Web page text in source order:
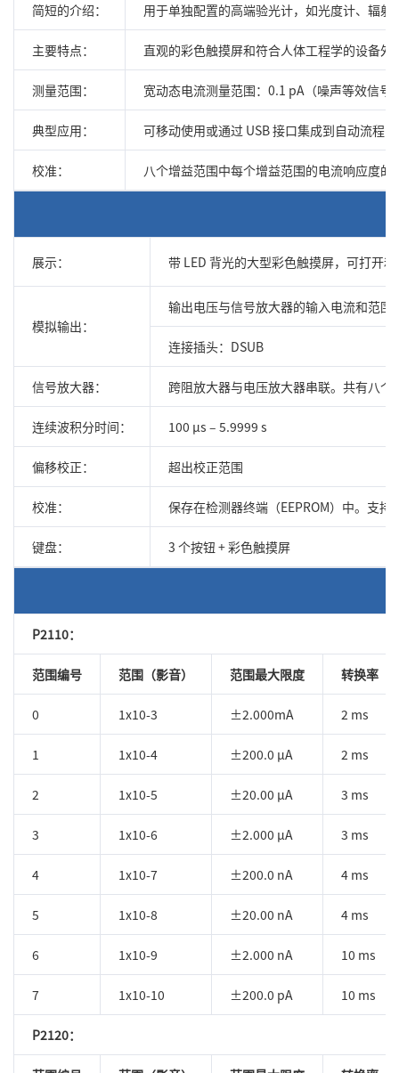
简短的介绍： 用于单独配置的高端验光计，如光度计、辐
主要特点： 直观的彩色触摸屏和符合人体工程学的设备
测量范围： 宽动态电流测量范围：0.1 pA（噪声等效信
典型应用： 可移动使用或通过 USB 接口集成到自动流程
校准： 八个增益范围中每个增益范围的电流响应度的
展示： 带 LED 背光的大型彩色触摸屏，可打开
模拟输出：
输出电压与信号放大器的输入电流和范围
连接插头：DSUB
信号放大器： 跨阻放大器与电压放大器串联。共有八
连续波积分时间： 100 μs – 5.9999 s
偏移校正： 超出校正范围
校准： 保存在检测器终端（EEPROM）中。支
键盘： 3 个按钮 + 彩色触摸屏
P2110：
范围编号 范围（影音） 范围最大限度 转换率（
0 1x10-3 ±2.000mA 2 ms
1 1x10-4 ±200.0 µA 2 ms
2 1x10-5 ±20.00 µA 3 ms
3 1x10-6 ±2.000 µA 3 ms
4 1x10-7 ±200.0 nA 4 ms
5 1x10-8 ±20.00 nA 4 ms
6 1x10-9 ±2.000 nA 10 ms
7 1x10-10 ±200.0 pA 10 ms
P2120：